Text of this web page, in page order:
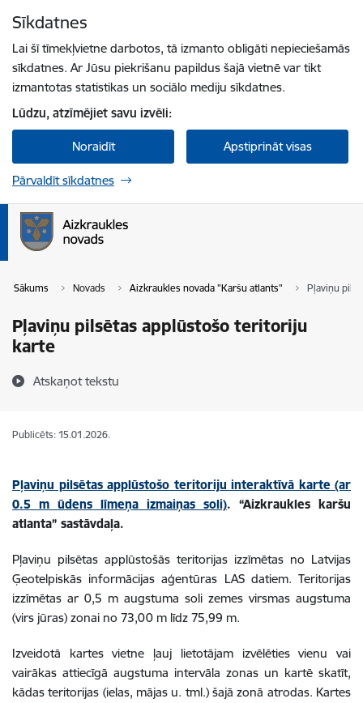
Sīkdatnes
Lai šī tīmekļvietne darbotos, tā izmanto obligāti nepieciešamās
sīkdatnes. Ar Jūsu piekrišanu papildus šajā vietnē var tikt
izmantotas statistikas un sociālo mediju sīkdatnes.
Lūdzu, atzīmējiet savu izvēli:
Noraidīt Apstiprināt visas
Pārvaldīt sīkdatnes
Sākums Novads Aizkraukles novada "Karšu atlants" Pļaviņu
Pļaviņu pilsētas applūstošo teritoriju
karte
Atskaņot tekstu
Publicēts: 15.01.2026.
Pļaviņu pilsētas applūstošo teritoriju interaktīvā karte (ar
0.5 m ūdens līmeņa izmaiņas soli). “Aizkraukles karšu
atlanta” sastāvdaļa.
Pļaviņu pilsētas applūstošās teritorijas izzīmētas no Latvijas
Ģeotelpiskās informācijas aģentūras LAS datiem. Teritorijas
izzīmētas ar 0,5 m augstuma soli zemes virsmas augstuma
(virs jūras) zonai no 73,00 m līdz 75,99 m.
Izveidotā kartes vietne ļauj lietotājam izvēlēties vienu vai
vairākas attiecīgā augstuma intervāla zonas un kartē skatīt,
kādas teritorijas (ielas, mājas u. tml.) šajā zonā atrodas. Kartes